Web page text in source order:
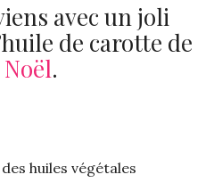
avec un joli
de carotte de
.
huiles végétales